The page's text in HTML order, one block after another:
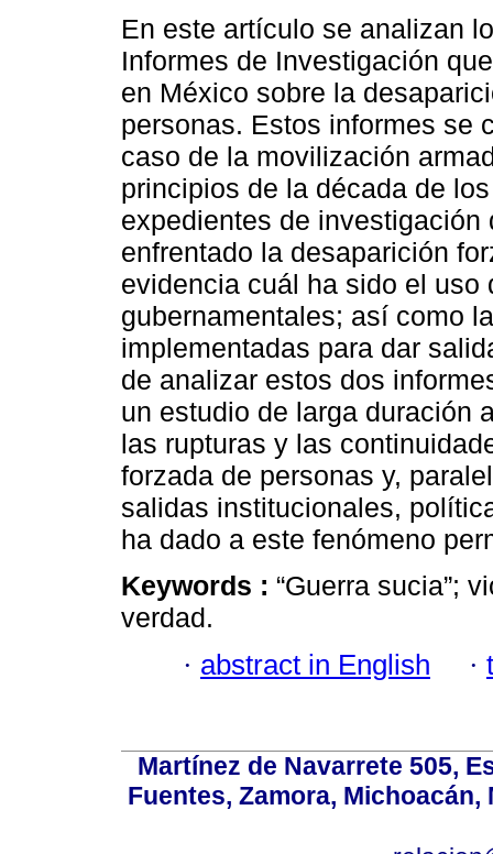
En este artículo se analizan
Informes de Investigación
en México sobre la
personas. Estos informes se
caso de la movilización
principios de la década de
expedientes de
enfrentado la desaparición
evidencia cuál ha sido el
gubernamentales; así como
implementadas para dar
de analizar estos dos
un estudio de larga duración
las rupturas y las
forzada de personas y,
salidas institucionales,
ha dado a este fenómeno
Keywords : “Guerra sucia”;
verdad.
· abstract in English ·
Martínez de Navarrete 505,
Fuentes, Zamora, Michoacán,